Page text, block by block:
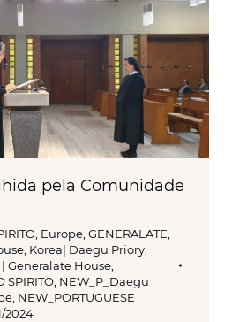
pela Comunidade
Europe GENERALATE
Korea| Daegu Priory
| Generalate House
SPIRITO NEW_P_Daegu
NEW_PORTUGUESE
2024